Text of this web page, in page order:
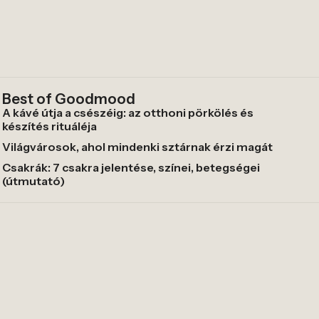
Best of Goodmood
A kávé útja a csészéig: az otthoni pörkölés és
készítés rituáléja
Világvárosok, ahol mindenki sztárnak érzi magát
Csakrák: 7 csakra jelentése, színei, betegségei
(útmutató)